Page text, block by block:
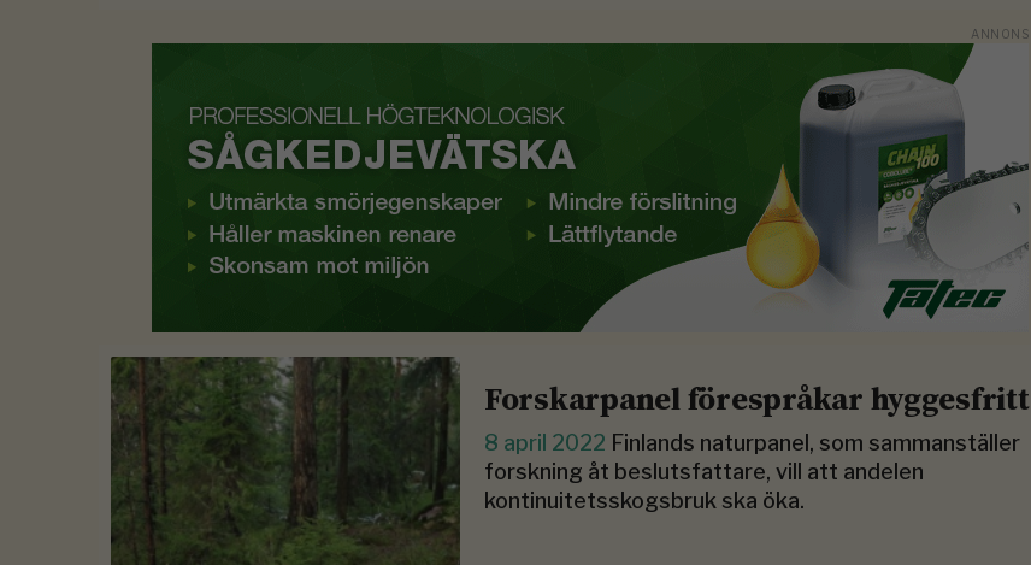
Forskarpanel förespråkar hyggesfritt
8 april 2022 Finlands naturpanel, som sammanställer
forskning åt beslutsfattare, vill att andelen
kontinuitetsskogsbruk ska öka.